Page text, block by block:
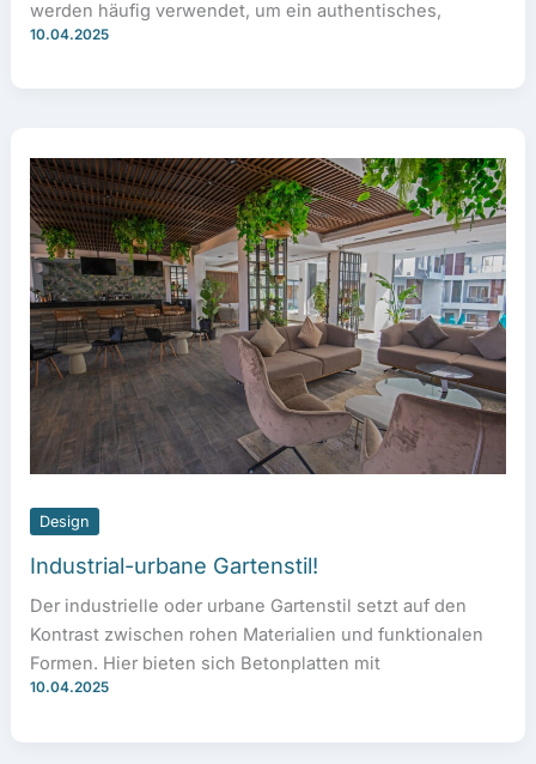
werden häufig verwendet, um ein authentisches,
10.04.2025
Design
Industrial-urbane Gartenstil!
Der industrielle oder urbane Gartenstil setzt auf den
Kontrast zwischen rohen Materialien und funktionalen
Formen. Hier bieten sich Betonplatten mit
10.04.2025